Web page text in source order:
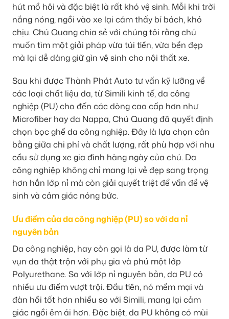
hút mồ hôi và đặc biệt là rất khó vệ sinh. Mỗi khi trời
nắng nóng, ngồi vào xe lại cảm thấy bí bách, khó
chịu. Chú Quang chia sẻ với chúng tôi rằng chú
muốn tìm một giải pháp vừa túi tiền, vừa bền đẹp
mà lại dễ dàng giữ gìn vệ sinh cho nội thất xe.
Sau khi được Thành Phát Auto tư vấn kỹ lưỡng về
các loại chất liệu da, từ Simili kinh tế, da công
nghiệp (PU) cho đến các dòng cao cấp hơn như
Microfiber hay da Nappa, Chú Quang đã quyết định
chọn bọc ghế da công nghiệp. Đây là lựa chọn cân
bằng giữa chi phí và chất lượng, rất phù hợp với nhu
cầu sử dụng xe gia đình hàng ngày của chú. Da
công nghiệp không chỉ mang lại vẻ đẹp sang trọng
hơn hẳn lớp nỉ mà còn giải quyết triệt để vấn đề vệ
sinh và cảm giác nóng bức.
Ưu điểm của da công nghiệp (PU) so với da nỉ
nguyên bản
Da công nghiệp, hay còn gọi là da PU, được làm từ
vụn da thật trộn với phụ gia và phủ một lớp
Polyurethane. So với lớp nỉ nguyên bản, da PU có
nhiều ưu điểm vượt trội. Đầu tiên, nó mềm mại và
đàn hồi tốt hơn nhiều so với Simili, mang lại cảm
giác ngồi êm ái hơn. Đặc biệt, da PU không có mùi